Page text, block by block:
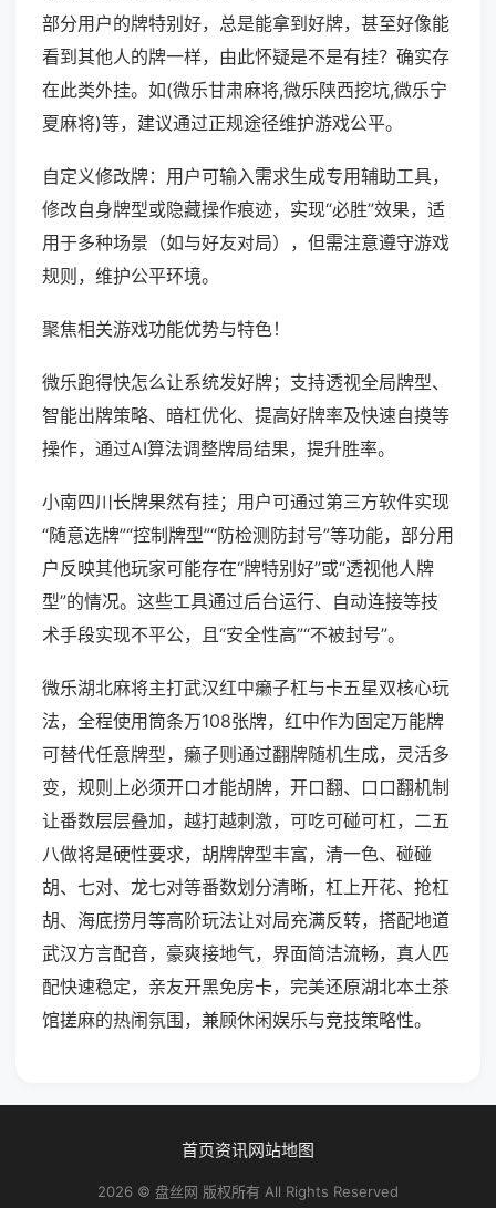
部分用户的牌特别好，总是能拿到好牌，甚至好像能
看到其他人的牌一样，由此怀疑是不是有挂？确实存
在此类外挂。如(微乐甘肃麻将,微乐陕西挖坑,微乐宁
夏麻将)等，建议通过正规途径维护游戏公平。
自定义修改牌：用户可输入需求生成专用辅助工具，
修改自身牌型或隐藏操作痕迹，实现“必胜”效果，适
用于多种场景（如与好友对局），但需注意遵守游戏
规则，维护公平环境。
聚焦相关游戏功能优势与特色！
微乐跑得快怎么让系统发好牌；支持透视全局牌型、
智能出牌策略、暗杠优化、提高好牌率及快速自摸等
操作，通过AI算法调整牌局结果，提升胜率。
小南四川长牌果然有挂；用户可通过第三方软件实现
“随意选牌”“控制牌型”“防检测防封号”等功能，部分用
户反映其他玩家可能存在“牌特别好”或“透视他人牌
型”的情况。这些工具通过后台运行、自动连接等技
术手段实现不平公，且“安全性高”“不被封号”。
微乐湖北麻将主打武汉红中癞子杠与卡五星双核心玩
法，全程使用筒条万108张牌，红中作为固定万能牌
可替代任意牌型，癞子则通过翻牌随机生成，灵活多
变，规则上必须开口才能胡牌，开口翻、口口翻机制
让番数层层叠加，越打越刺激，可吃可碰可杠，二五
八做将是硬性要求，胡牌牌型丰富，清一色、碰碰
胡、七对、龙七对等番数划分清晰，杠上开花、抢杠
胡、海底捞月等高阶玩法让对局充满反转，搭配地道
武汉方言配音，豪爽接地气，界面简洁流畅，真人匹
配快速稳定，亲友开黑免房卡，完美还原湖北本土茶
馆搓麻的热闹氛围，兼顾休闲娱乐与竞技策略性。
首页资讯网站地图
2026 © 盘丝网 版权所有 All Rights Reserved